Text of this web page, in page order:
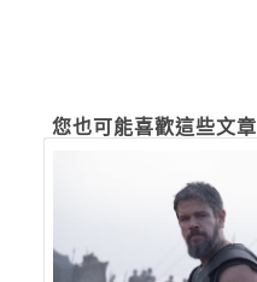
您也可能喜歡這些文章